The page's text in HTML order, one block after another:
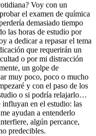
Voy con un
el examen de química
demasiado tiempo
las horas de estudio por
a dedicar a repasar el tema
que requerirán un
o por mi distracción
un golpe de
muy poco, poco o mucho
y con el paso de los
o si podría relajarlo…
influyan en el estudio: las
ayudan a entenderlo
algún percance,
predecibles.